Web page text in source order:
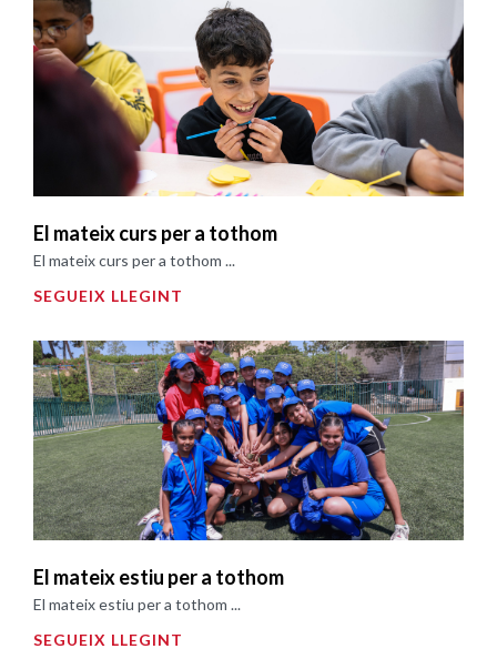
El mateix curs per a tothom
El mateix curs per a tothom ...
SEGUEIX LLEGINT
El mateix estiu per a tothom
El mateix estiu per a tothom ...
SEGUEIX LLEGINT